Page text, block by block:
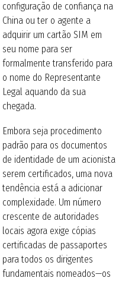
configuração de confiança na
China ou ter o agente a
adquirir um cartão SIM em
seu nome para ser
formalmente transferido para
o nome do Representante
Legal aquando da sua
chegada.
Embora seja procedimento
padrão para os documentos
de identidade de um acionista
serem certificados, uma nova
tendência está a adicionar
complexidade. Um número
crescente de autoridades
locais agora exige cópias
certificadas de passaportes
para todos os dirigentes
fundamentais nomeados—os